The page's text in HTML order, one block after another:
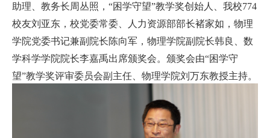
信息公开
资料下载
用印审批
助理、教务长周丛照，“困学守望”教学奖创始人、我校774
校友刘亚东，校党委常委、人力资源部部长褚家如，物理
学院党委书记兼副院长陈向军，物理学院副院长韩良、数
学科学学院院长李嘉禹出席颁奖会。颁奖会由“困学守
望”教学奖评审委员会副主任、物理学院刘万东教授主持。